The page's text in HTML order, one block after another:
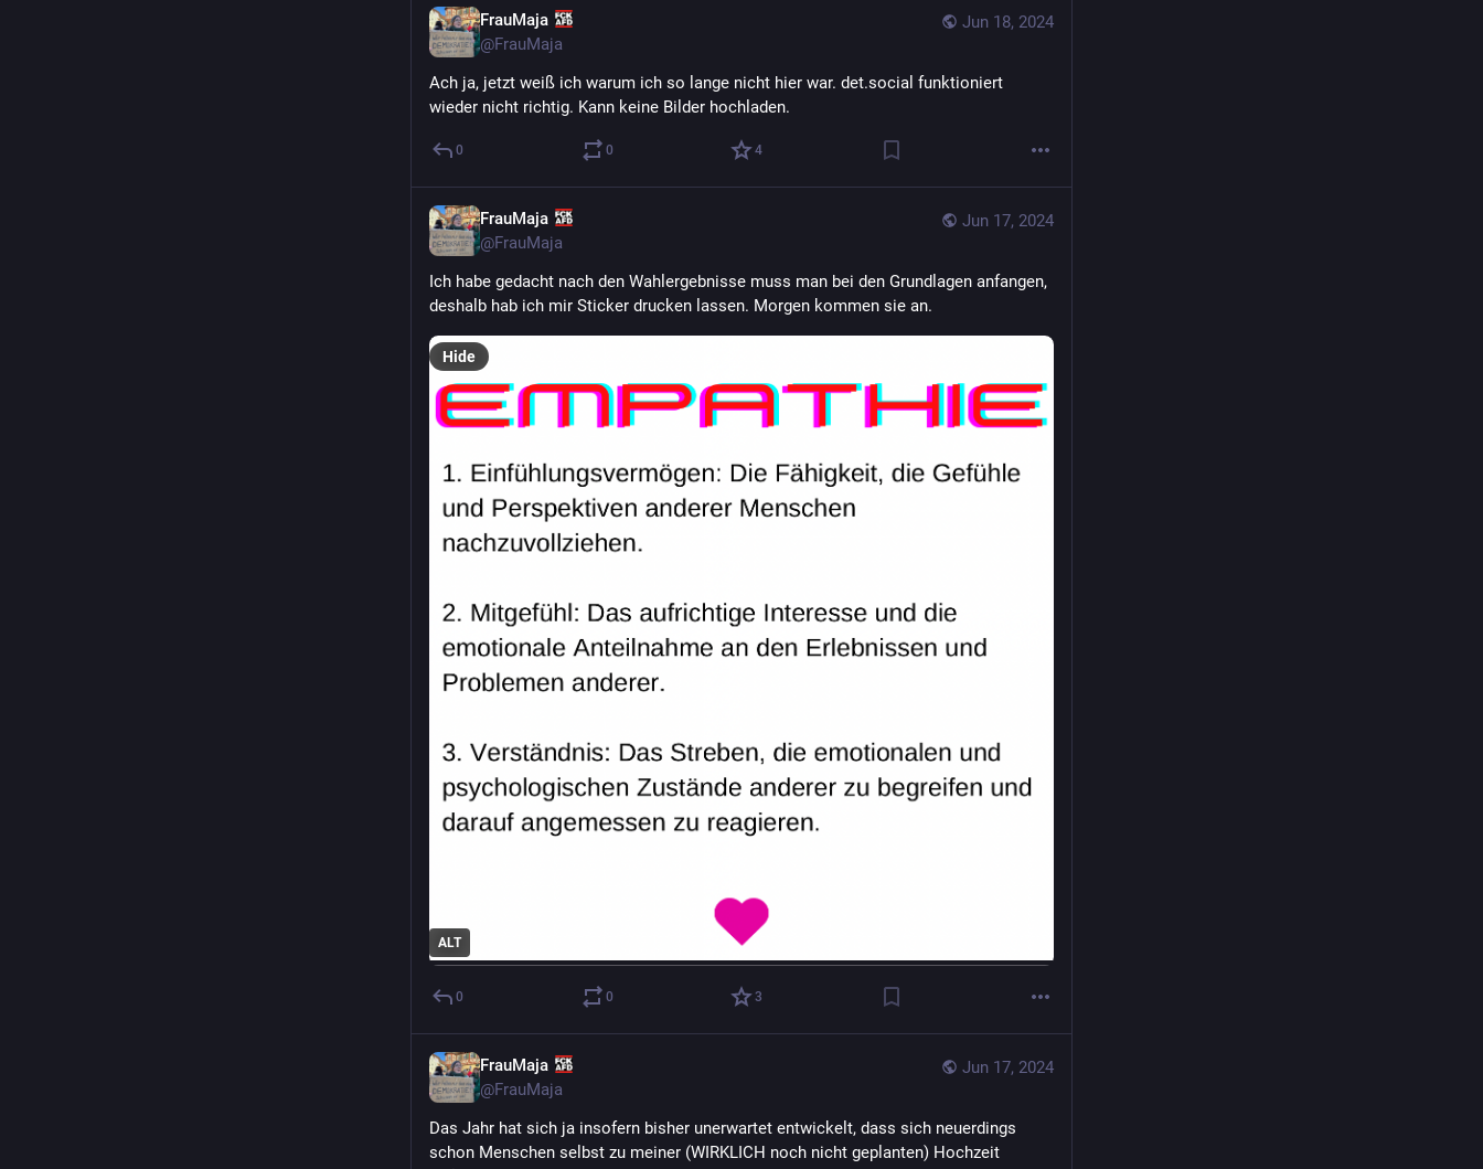
Jun 18, 2024
FrauMaja
@FrauMaja
Ach ja, jetzt weiß ich warum ich so lange nicht hier war. det.social funktioniert
wieder nicht richtig. Kann keine Bilder hochladen.
0 0 4
Jun 17, 2024
FrauMaja
@FrauMaja
Ich habe gedacht nach den Wahlergebnisse muss man bei den Grundlagen anfangen,
deshalb hab ich mir Sticker drucken lassen. Morgen kommen sie an.
ALT
Hide
0 0 3
Jun 17, 2024
FrauMaja
@FrauMaja
Das Jahr hat sich ja insofern bisher unerwartet entwickelt, dass sich neuerdings
schon Menschen selbst zu meiner (WIRKLICH noch nicht geplanten) Hochzeit